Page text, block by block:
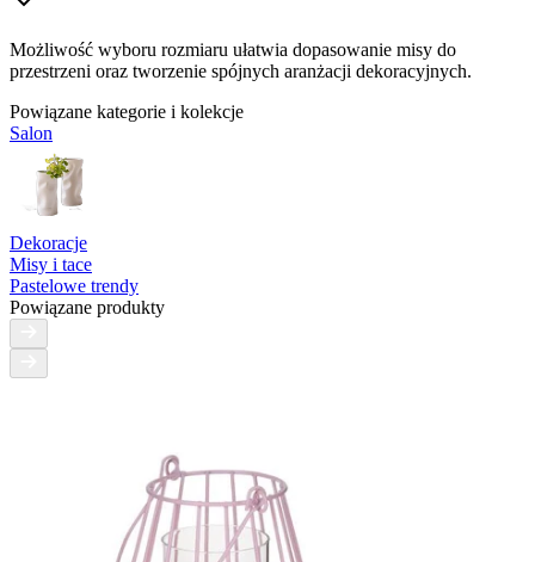
Możliwość wyboru rozmiaru ułatwia dopasowanie misy do
przestrzeni oraz tworzenie spójnych aranżacji dekoracyjnych.
Powiązane kategorie i kolekcje
Salon
Dekoracje
Misy i tace
Pastelowe trendy
Powiązane produkty